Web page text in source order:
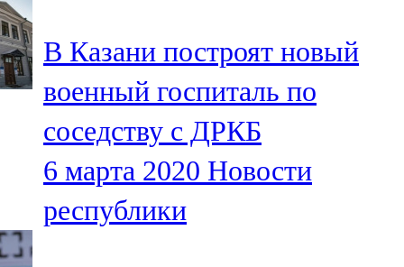
Мамадыш
106,2 FM
Минзәлә
107,3 FM
Мөслим
В Казани построят новый
военный госпиталь по
соседству с ДРКБ
6 марта 2020 Новости
республики